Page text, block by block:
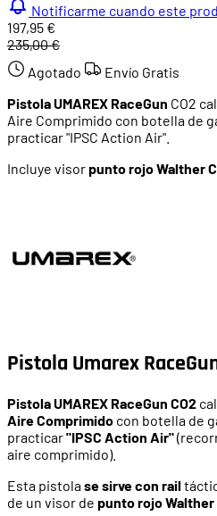
Notificarme cuando este
197,95 €
235,00 €
Agotado
Envío Gratis
Pistola UMAREX RaceGun CO2
Aire Comprimido con botella de
practicar "IPSC Action Air".
Incluye visorpunto rojo Walther
Pistola Umarex
Pistola UMAREX RaceGun CO2
Aire Comprimido con botella de
practicar"IPSC Action Air"
aire comprimido).
Esta pistolase sirve con rail
de un visor de punto rojo Walther